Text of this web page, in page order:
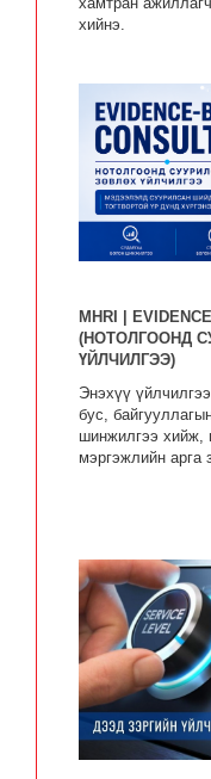
хийнэ.
MHRI |
(НОТОЛГООНД
ҮЙЛЧИЛГЭЭ)
Энэхүү
бус,
шинжилгээ хийж,
мэргэжлийн арга